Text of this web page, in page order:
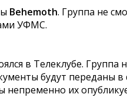
Behemoth. Группа не
УФМС.
в Телеклубе.
будут переданы в
их